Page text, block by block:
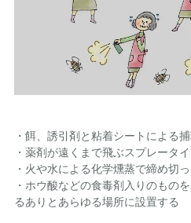
・餌、誘引剤と粘着シートによる
・薬剤が遠くまで飛ぶスプレータ
・火や水による化学燻蒸で締め切
・ホウ酸などの食毒剤入りのもの
るありとあらゆる場所に設置する